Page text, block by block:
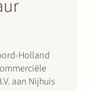
Holland
aan Nijhuis